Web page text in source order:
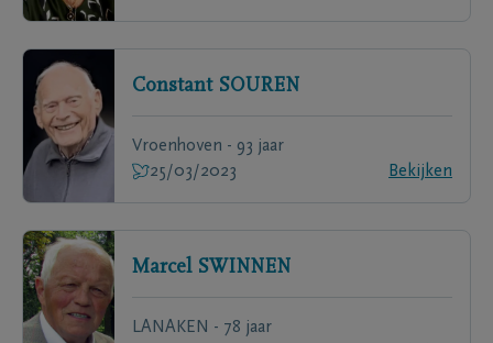
Constant SOUREN
Vroenhoven - 93 jaar
25/03/2023
Bekijken
Marcel SWINNEN
LANAKEN - 78 jaar